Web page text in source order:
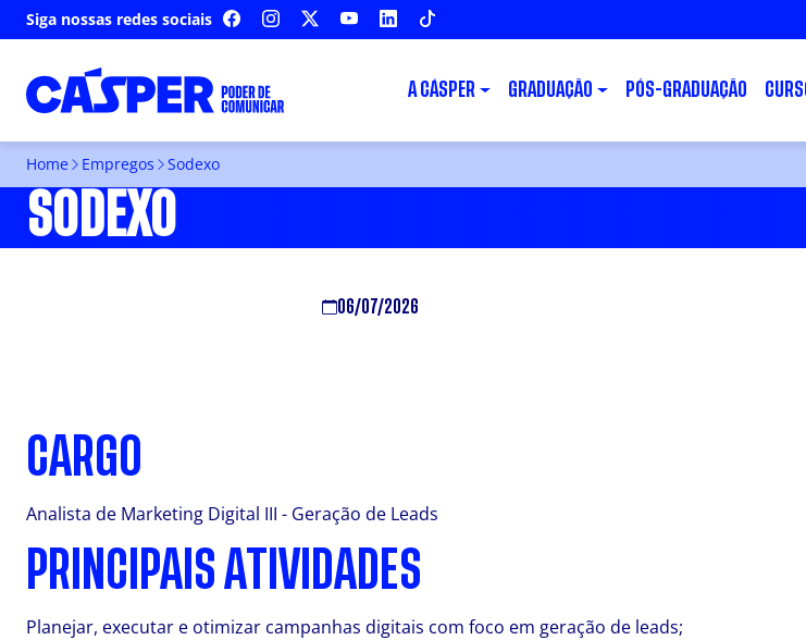
Siga nossas redes sociais FACEBOOKINSTAGRAM YOUTUBELINKEDIN
A CÁSPER GRADUAÇÃO PÓS-GRADUAÇÃO
Home Empregos Sodexo
SODEXO
06/07/2026
CARGO
Analista de Marketing Digital III - Geração de Leads
PRINCIPAIS ATIVIDADES
Planejar, executar e otimizar campanhas digitais com foco em geração de leads;